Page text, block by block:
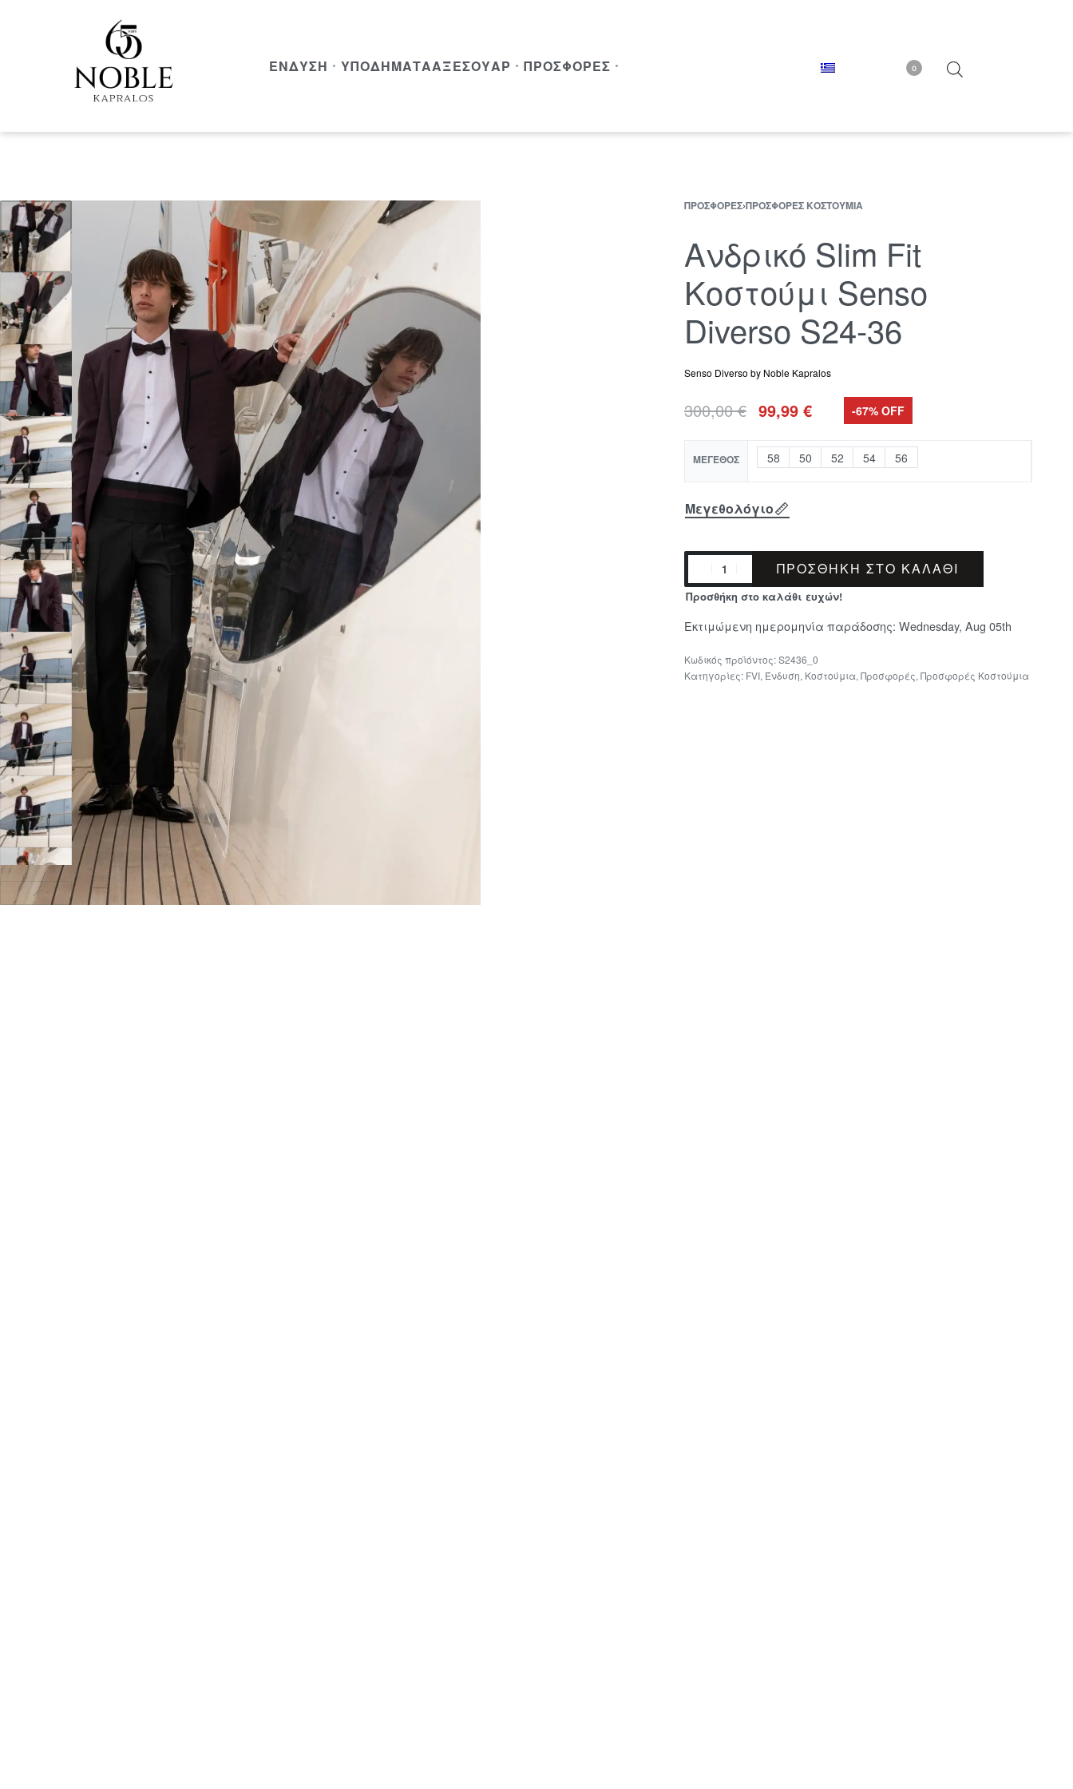
ΈΝΔΥΣΗ ΥΠΟΔΉΜΑΤΑΑΞΕΣΟΥΆΡ ΠΡΟΣΦΟΡΈΣ 0
ΠΡΟΣΦΟΡΈΣ›ΠΡΟΣΦΟΡΈΣ ΚΟΣΤΟΎΜΙΑ
Ανδρικό Slim Fit
Κοστούμι Senso
Diverso S24-36
Senso Diverso by Noble Kapralos
300,00€ 99,99€ -67% OFF
ΜΈΓΕΘΟΣ 58 50 52 54 56
Μεγεθολόγιο
ΠΡΟΣΘΉΚΗ ΣΤΟ ΚΑΛΆΘΙ
Προσθήκη στο καλάθι ευχών!
Εκτιμώμενη ημερομηνία παράδοσης: Wednesday, Aug 05th
S2436_0
Κατηγορίες: FVI, Ένδυση, Κοστούμια,Προσφορές,Προσφορές Κοστούμια